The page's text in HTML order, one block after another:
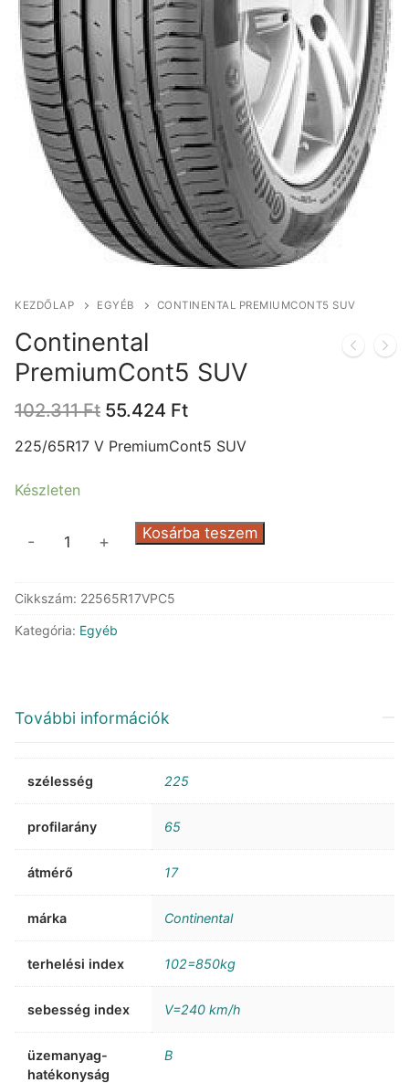
KEZDŐLAP EGYÉB CONTINENTAL PREMIUMCONT5 SUV
Continental
PremiumCont5 SUV
102.311Ft Original
was:
55.424 FtCurrent
is:
225/65R17 V PremiumCont5 SUV
Készleten
Continental
mennyiség
- + Kosárba teszem
Cikkszám: 22565R17VPC5
Kategória: Egyéb
További információk
szélesség 225
profilarány 65
átmérő 17
márka Continental
terhelési index 102=850kg
sebesség index V=240 km/h
üzemanyag-
hatékonyság
B